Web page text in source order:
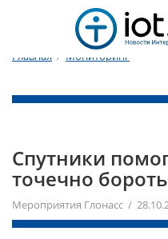
Главная / Мониторинг
Спутники
точечно
Мероприятия Глонасс /